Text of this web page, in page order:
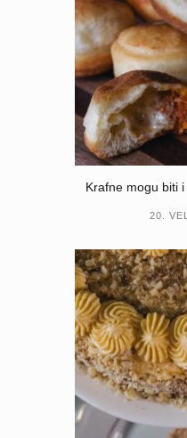
Krafne mogu biti
20.